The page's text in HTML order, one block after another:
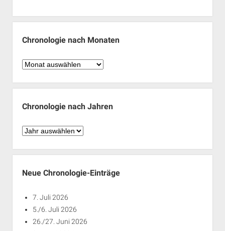
Chronologie nach Monaten
Chronologie
Monaten
Chronologie nach Jahren
Chronologie
Jahren
Neue Chronologie-Einträge
7. Juli 2026
5./6. Juli 2026
26./27. Juni 2026